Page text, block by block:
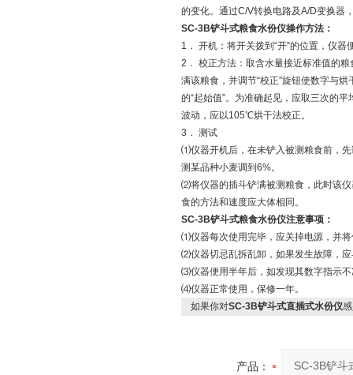
的变化。通过C/V转换电路及A/D变换器
SC-3B铲斗式粮食水份仪操作方法：
1． 开机：将开关拨到“开”的位置，仪器
2． 校正方法：取含水量接近标准值的
满该粮食，并调节“校正”旋钮使数字与
的“起始值”。为准确起见，应取三次的
波动，应以105℃烘干法校正。
3． 测试
⑴仪器开机后，在未铲入被测粮食前，先
测某品种小麦调到6%。
⑵将仪器的插斗铲满被测粮食，此时该
食的方法和速度应大体相同。
SC-3B铲斗式粮食水份仪注意事项：
⑴仪器每次使用完毕，应关掉电源，并
⑵仪器切忌乱拆乱卸，如果发生故障，应
⑶仪器便用半年后，如发现其数字指示
⑷仪器正常使用，保修一年。
如果你对SC-3B铲斗式直插式水份仪
产品：